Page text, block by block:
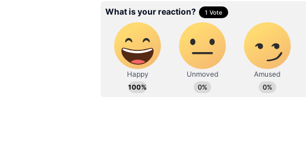
Sucess Story: ల‌డ్డూలు అమ్ముతూ
ల‌క్ష‌లు సంపాదిస్తున్నారు.. నిజంగానే
వీళ్లు ‘స్వీట్’ క‌పుల్